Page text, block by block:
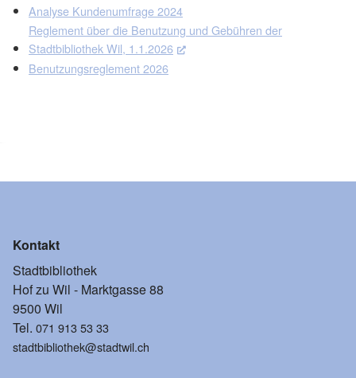
Analyse Kundenumfrage 2024
Reglement über die Benutzung und Gebühren der
Stadtbibliothek Wil, 1.1.2026
(External Link)
Benutzungsreglement 2026
Kontakt
Stadtbibliothek
Hof zu Wil - Marktgasse 88
9500 Wil
Tel. 071 913 53 33
stadtbibliothek@stadtwil.ch